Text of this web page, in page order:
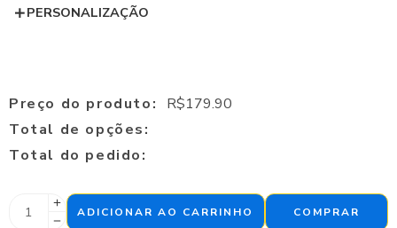
PERSONALIZAÇÃO
Preço do produto: R$179.90
Total de opções:
Total do pedido:
ADICIONAR AO CARRINHO COMPRAR